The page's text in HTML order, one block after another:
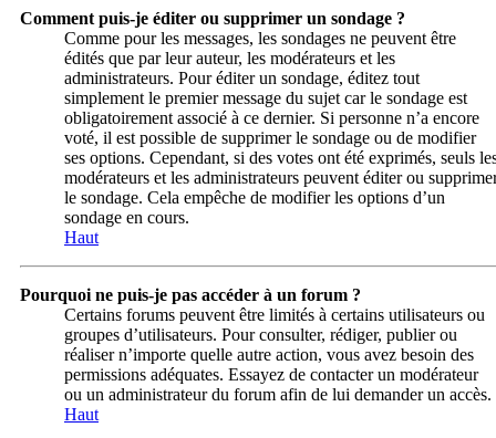
Comment puis-je éditer ou supprimer un sondage ?
Comme pour les messages, les sondages ne peuvent être
édités que par leur auteur, les modérateurs et les
administrateurs. Pour éditer un sondage, éditez tout
simplement le premier message du sujet car le sondage est
obligatoirement associé à ce dernier. Si personne n’a encore
voté, il est possible de supprimer le sondage ou de modifier
ses options. Cependant, si des votes ont été exprimés, seuls
modérateurs et les administrateurs peuvent éditer ou
le sondage. Cela empêche de modifier les options d’un
sondage en cours.
Haut
Pourquoi ne puis-je pas accéder à un forum ?
Certains forums peuvent être limités à certains utilisateurs ou
groupes d’utilisateurs. Pour consulter, rédiger, publier ou
réaliser n’importe quelle autre action, vous avez besoin des
permissions adéquates. Essayez de contacter un modérateur
ou un administrateur du forum afin de lui demander un accès.
Haut